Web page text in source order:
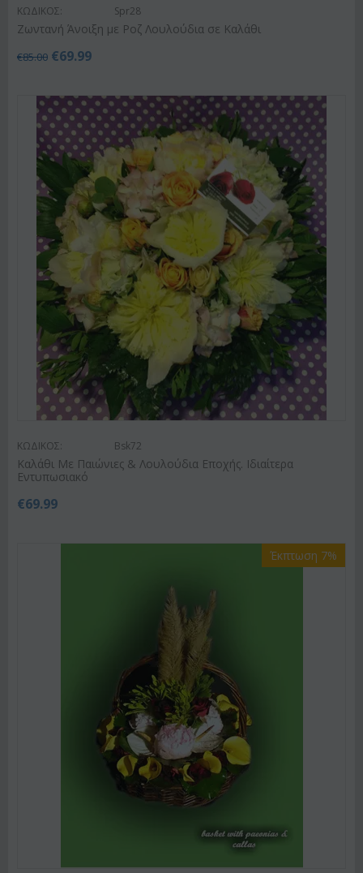
ΚΩΔΙΚΟΣ: Spr28
Ζωντανή Άνοιξη με Ροζ Λουλούδια σε Καλάθι
€85.00 €69.99
ΚΩΔΙΚΟΣ: Bsk72
Καλάθι Με Παιώνιες & Λουλούδια Εποχής. Ιδιαίτερα
Εντυπωσιακό
€69.99
Έκπτωση 7%